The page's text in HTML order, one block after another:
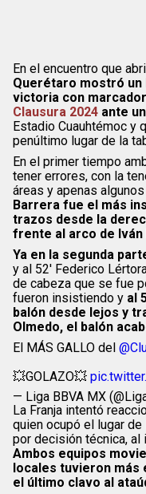
En el encuentro que
Querétaro mostró un
victoria con
Clausura 2024 ante
Estadio Cuauhtémoc y
penúltimo lugar de la
En el primer tiempo
tener errores, con la
áreas y apenas
Barrera fue el más
trazos desde la
frente al arco de Iván
Ya en la segunda
y al 52′ Federico
de cabeza que se fue
fueron insistiendo y al
balón desde lejos y
Olmedo, el balón
El MÁS GALLO del
💥GOLAZO💥
— Liga BBVA MX
La Franja intentó
quien ocupó el lugar
por decisión técnica, al
Ambos equipos
locales tuvieron más
el último clavo al